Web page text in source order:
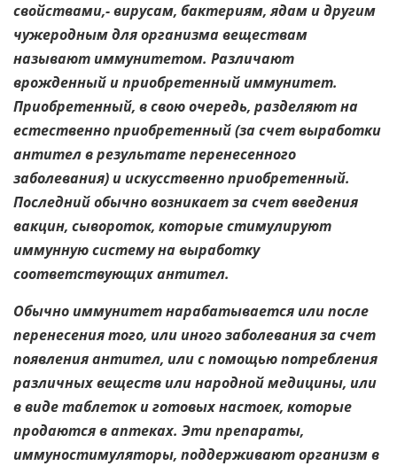
свойствами,- вирусам, бактериям, ядам и другим
чужеродным для организма веществам
называют иммунитетом. Различают
врожденный и приобретенный иммунитет.
Приобретенный, в свою очередь, разделяют на
естественно приобретенный (за счет выработки
антител в результате перенесенного
заболевания) и искусственно приобретенный.
Последний обычно возникает за счет введения
вакцин, сывороток, которые стимулируют
иммунную систему на выработку
соответствующих антител.
Обычно иммунитет нарабатывается или после
перенесения того, или иного заболевания за счет
появления антител, или с помощью потребления
различных веществ или народной медицины, или
в виде таблеток и готовых настоек, которые
продаются в аптеках. Эти препараты,
иммуностимуляторы, поддерживают организм в